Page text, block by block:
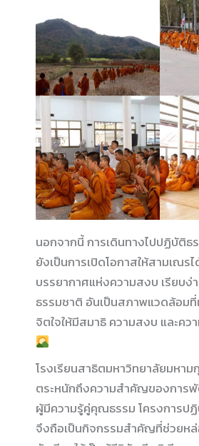
นอกจากนี้ การเดินทางไปปฏิบัติธ
ยังเป็นการเปิดโอกาสให้สามเณร
บรรยากาศแห่งความสงบ เรียบง่
ธรรมชาติ อันเป็นสภาพแวดล้อม
จิตใจให้มีสมาธิ ความสงบ และคว
โรงเรียนสาธิตมหาวิทยาลัยมหา
ตระหนักถึงความสำคัญของการพั
ผู้มีความรู้คู่คุณธรรม โครงการป
จึงถือเป็นกิจกรรมสำคัญที่ช่วยห